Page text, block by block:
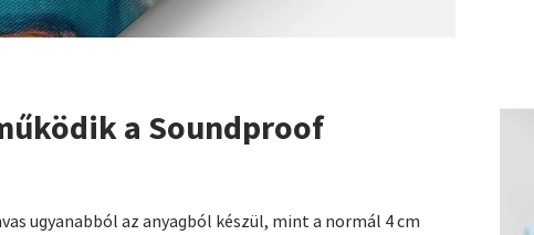
a Soundproof
ugyanabból az anyagból készül, mint a normál 4 cm